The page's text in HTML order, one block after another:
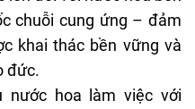
chuỗi cung ứng – đảm
khai thác bền vững và
đức.
nước hoa làm việc với